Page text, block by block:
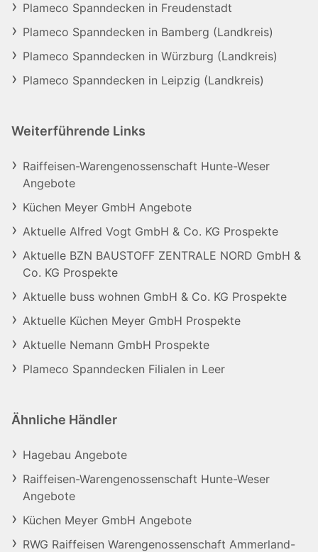
Plameco Spanndecken in Freudenstadt
Plameco Spanndecken in Bamberg (Landkreis)
Plameco Spanndecken in Würzburg (Landkreis)
Plameco Spanndecken in Leipzig (Landkreis)
Weiterführende Links
Raiffeisen-Warengenossenschaft Hunte-Weser
Angebote
Küchen Meyer GmbH Angebote
Aktuelle Alfred Vogt GmbH & Co. KG Prospekte
Aktuelle BZN BAUSTOFF ZENTRALE NORD GmbH &
Co. KG Prospekte
Aktuelle buss wohnen GmbH & Co. KG Prospekte
Aktuelle Küchen Meyer GmbH Prospekte
Aktuelle Nemann GmbH Prospekte
Plameco Spanndecken Filialen in Leer
Ähnliche Händler
Hagebau Angebote
Raiffeisen-Warengenossenschaft Hunte-Weser
Angebote
Küchen Meyer GmbH Angebote
RWG Raiffeisen Warengenossenschaft Ammerland-